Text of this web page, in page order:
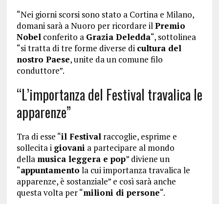
“Nei giorni scorsi sono stato a Cortina e Milano,
domani sarà a Nuoro per ricordare ilPremio
Nobelconferito a Grazia Deledda“, sottolinea
“si tratta di tre forme diverse di cultura del
nostro Paese, unite da un comune filo
conduttore”.
“L’importanza del Festival travalica le
apparenze”
Tra di esse “il Festivalraccoglie, esprime e
sollecita i giovani a partecipare al mondo
della musica leggera e pop” diviene un
“appuntamento la cui importanza travalica le
apparenze, è sostanziale” e così sarà anche
questa volta per “milioni di persone“.